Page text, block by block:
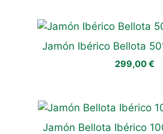
Jamón Ibérico Bellota
299,00€
Jamón Bellota Ibérico